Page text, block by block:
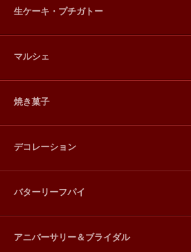
生ケーキ・プチガトー
マルシェ
焼き菓子
デコレーション
バターリーフパイ
アニバーサリー＆ブライダル